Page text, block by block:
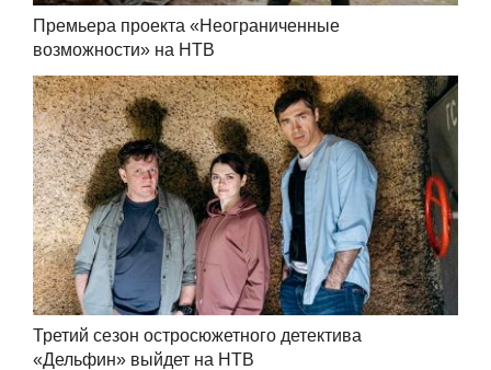
Премьера проекта «Неограниченные
возможности» на НТВ
Третий сезон остросюжетного детектива
«Дельфин» выйдет на НТВ